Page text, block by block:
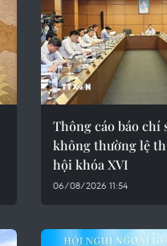
Thông cáo báo chí
không thường lệ
hội khóa XVI
06/08/2026 11:54